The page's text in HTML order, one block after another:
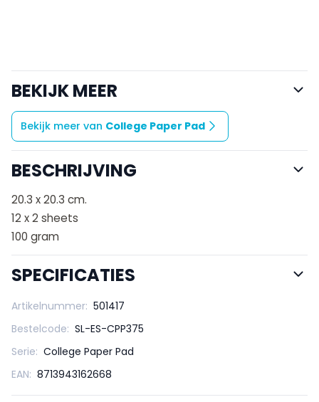
BEKIJK MEER
Bekijk meer van College Paper Pad
BESCHRIJVING
20.3 x 20.3 cm.
12 x 2 sheets
100 gram
SPECIFICATIES
Artikelnummer: 501417
Bestelcode: SL-ES-CPP375
Serie: College Paper Pad
EAN: 8713943162668